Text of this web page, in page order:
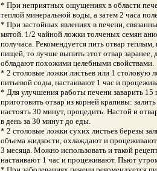
* При неприятных ощущениях в области
теплой минеральной воды, а затем 2 часа
* При застойных явлениях в печени,
мятой. 1/2 чайной ложки толченых семян
получаса. Рекомендуется пить отвар
пищей, то лучше выпить этот отвар
обладают похожими целебными свойствами.
* 2 столовые ложки листьев или 1 столовую
питьевой соды, настаивают 1 час и
* Для улучшения работы печени заварить 15
приготовить отвар из корней крапивы:
настоять 30 минут, процедить. Настой и
в день за 30 минут до еды.
* 2 столовые ложки сухих листьев березы
объема жидкости, охлаждают и
3 месяца. Можно использовать и такой
настаивают 1 час и процеживают. Пьют